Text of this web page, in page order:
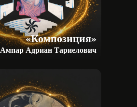
Ампар Адриан Тариелович
«Композиция»